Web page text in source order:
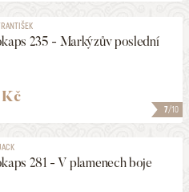
7/10
235 - Markýzův poslední
Kč
281 - V plamenech boje